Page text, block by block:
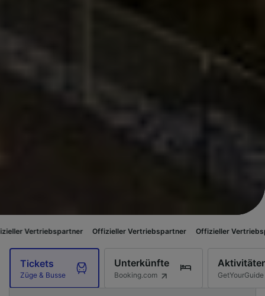
Offizieller Vertriebspartner Offizieller Vertriebspartner
Tickets
Züge & Busse
Unterkünfte
Booking.com GetYourGuide